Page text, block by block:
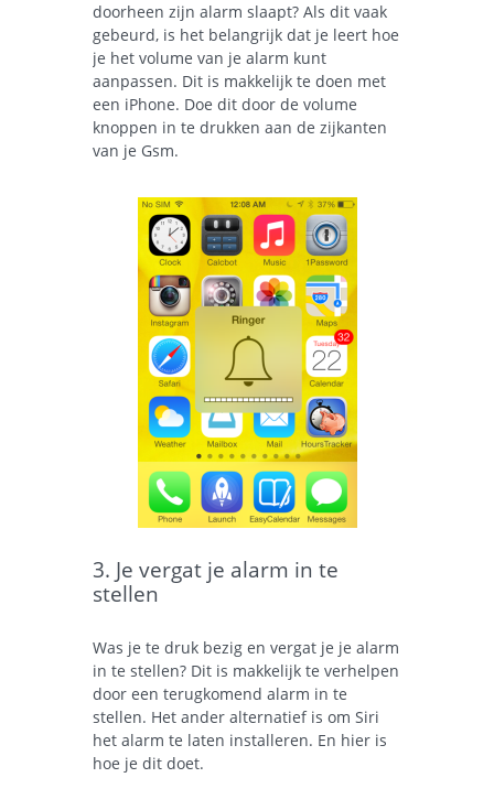
doorheen zijn alarm slaapt? Als dit vaak
gebeurd, is het belangrijk dat je leert hoe
je het volume van je alarm kunt
aanpassen. Dit is makkelijk te doen met
een iPhone. Doe dit door de volume
knoppen in te drukken aan de zijkanten
van je Gsm.
3. Je vergat je alarm in te
stellen
Was je te druk bezig en vergat je je alarm
in te stellen? Dit is makkelijk te verhelpen
door een terugkomend alarm in te
stellen. Het ander alternatief is om Siri
het alarm te laten installeren. En hier is
hoe je dit doet.